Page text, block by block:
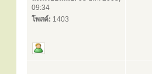
09:34
โพสต์: 1403